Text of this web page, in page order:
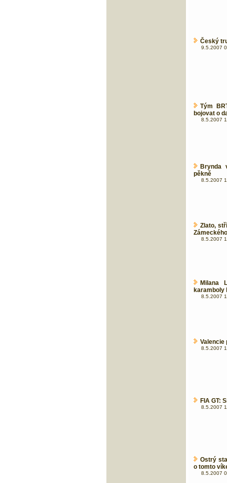
Český
9.5.2007
Tým
bojovat o
8.5.2007
Brynda
pěkně
8.5.2007
Zlato,
8.5.2007
Milana
karamboly
8.5.2007
Valencie
8.5.2007
FIA GT:
8.5.2007
Ostrý
o tomto
8.5.2007